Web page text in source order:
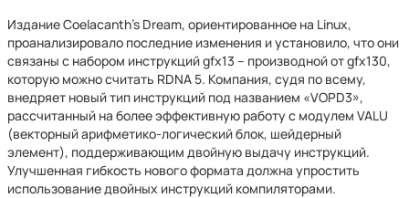
Издание Coelacanth’s Dream, ориентированное на Linux,
проанализировало последние изменения и установило, что они
связаны с набором инструкций gfx13 – производной от gfx130,
которую можно считать RDNA 5. Компания, судя по всему,
внедряет новый тип инструкций под названием «VOPD3»,
рассчитанный на более эффективную работу с модулем VALU
(векторный арифметико-логический блок, шейдерный
элемент), поддерживающим двойную выдачу инструкций.
Улучшенная гибкость нового формата должна упростить
использование двойных инструкций компиляторами.